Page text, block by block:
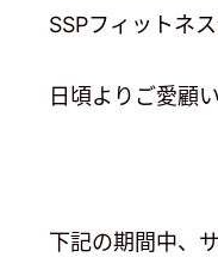
SSPフィットネ
日頃よりご愛顧
下記の期間中、